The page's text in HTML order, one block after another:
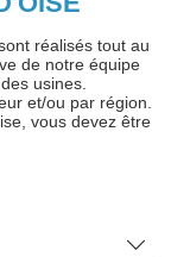
réalisés tout au
de notre équipe
usines.
et/ou par région.
vous devez être